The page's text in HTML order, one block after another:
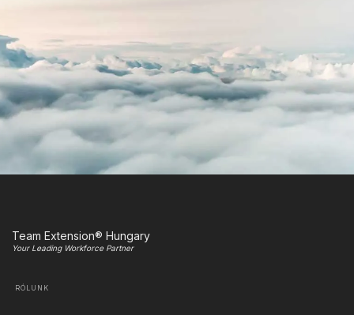
Team Extension® Hungary
Your Leading Workforce Partner
RÓLUNK